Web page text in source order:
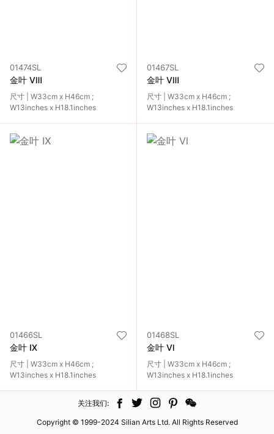
01474SL
金叶 Ⅷ
尺寸 | W33cm x H46cm ;
W13inches x H18.1inches
01467SL
金叶 Ⅷ
尺寸 | W33cm x H46cm ;
W13inches x H18.1inches
01466SL
金叶 Ⅸ
尺寸 | W33cm x H46cm ;
W13inches x H18.1inches
01468SL
金叶 Ⅵ
尺寸 | W33cm x H46cm ;
W13inches x H18.1inches
关注我们:
Copyright © 1999-2024 Silian Arts Ltd. All Rights Reserved